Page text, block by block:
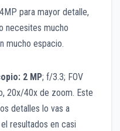
para mayor detalle,
necesites mucho
mucho espacio.
2 MP; f/3.3; FOV
20x/40x de zoom. Este
detalles lo vas a
resultados en casi